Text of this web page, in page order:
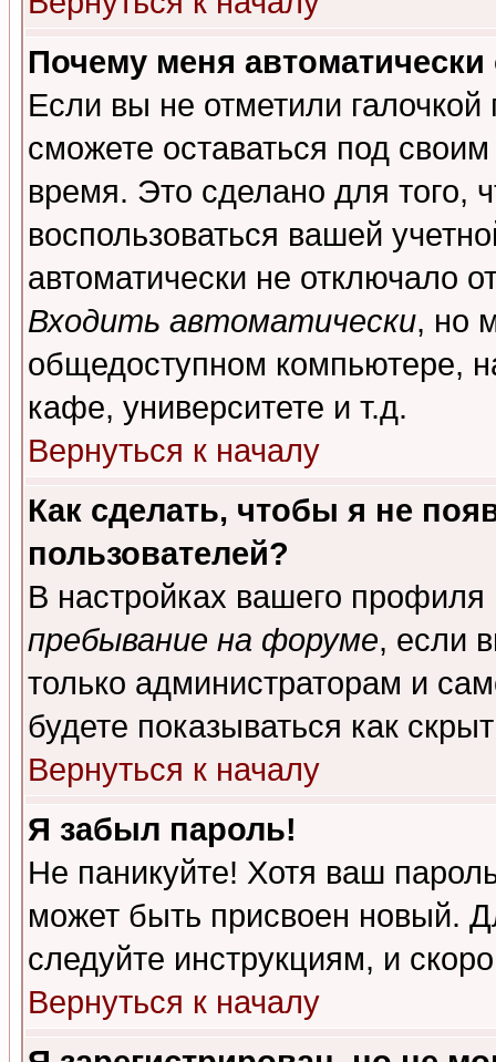
Почему меня автоматически
Если вы не отметили галочкой
сможете оставаться под
время. Это сделано для того,
воспользоваться вашей
автоматически не отключало
Входить автоматически, но
общедоступном компьютере,
кафе, университете и т.д.
Вернуться к началу
Как сделать, чтобы я не
пользователей?
В настройках вашего
пребывание на форуме, если
только администраторам и
будете показываться как
Вернуться к началу
Я забыл пароль!
Не паникуйте! Хотя ваш
может быть присвоен новый.
следуйте инструкциям, и
Вернуться к началу